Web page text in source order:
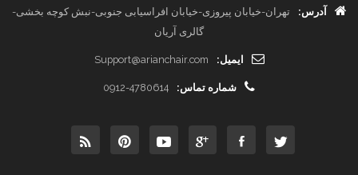
آدرس:
تهران-خیابان پیروزی-خیابان افراسیابی جنوبی-نبش کوچه بخشی-
گالری آریان
ایمیل: Support@arianchair.com
شماره تماس: 0912-4780614